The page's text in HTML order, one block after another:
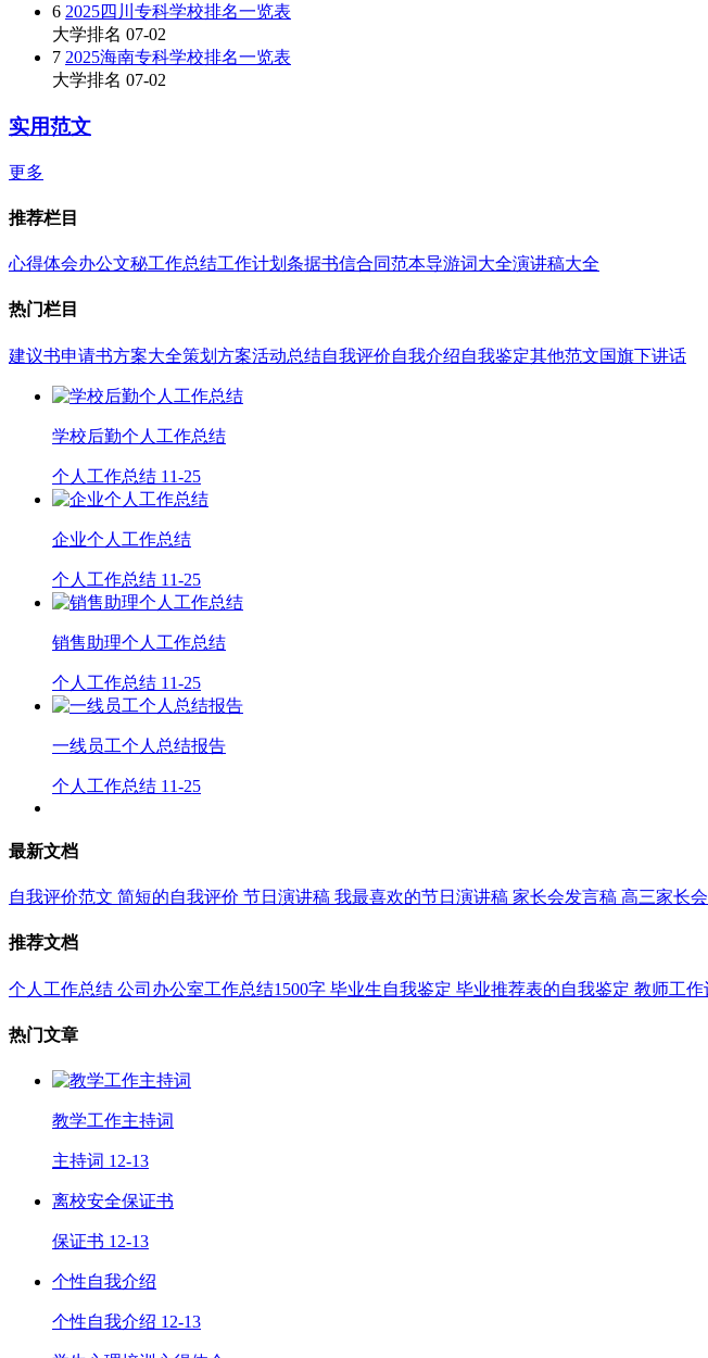
6 2025四川专科学校排名一览表
大学排名 07-02
7 2025海南专科学校排名一览表
大学排名 07-02
实用范文
更多
推荐栏目
心得体会办公文秘工作总结工作计划 条据书信合同范本导游词大全演讲稿大全
热门栏目
建议书申请书方案大全策划方案活动总结自我评价自我介绍自我鉴定其他范文国旗下讲话
学校后勤个人工作总结
个人工作总结 11-25
企业个人工作总结
个人工作总结 11-25
销售助理个人工作总结
个人工作总结 11-25
一线员工个人总结报告
个人工作总结 11-25
最新文档
自我评价范文 简短的自我评价 节日演讲稿 我最喜欢的节日演讲稿 家长会发言稿 高三家长
推荐文档
个人工作总结 公司办公室工作总结1500字 毕业生自我鉴定 毕业推荐表的自我鉴定 教师工作
热门文章
教学工作主持词
主持词 12-13
离校安全保证书
保证书 12-13
个性自我介绍
个性自我介绍 12-13